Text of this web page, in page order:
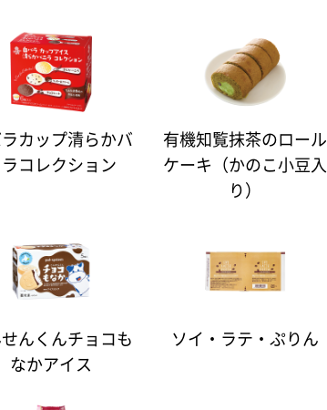
カップ清らかバ
コレクション
有機知覧抹茶のロール
ケーキ（かのこ小豆入
り）
せんくんチョコも
なかアイス
ソイ・ラテ・ぷりん